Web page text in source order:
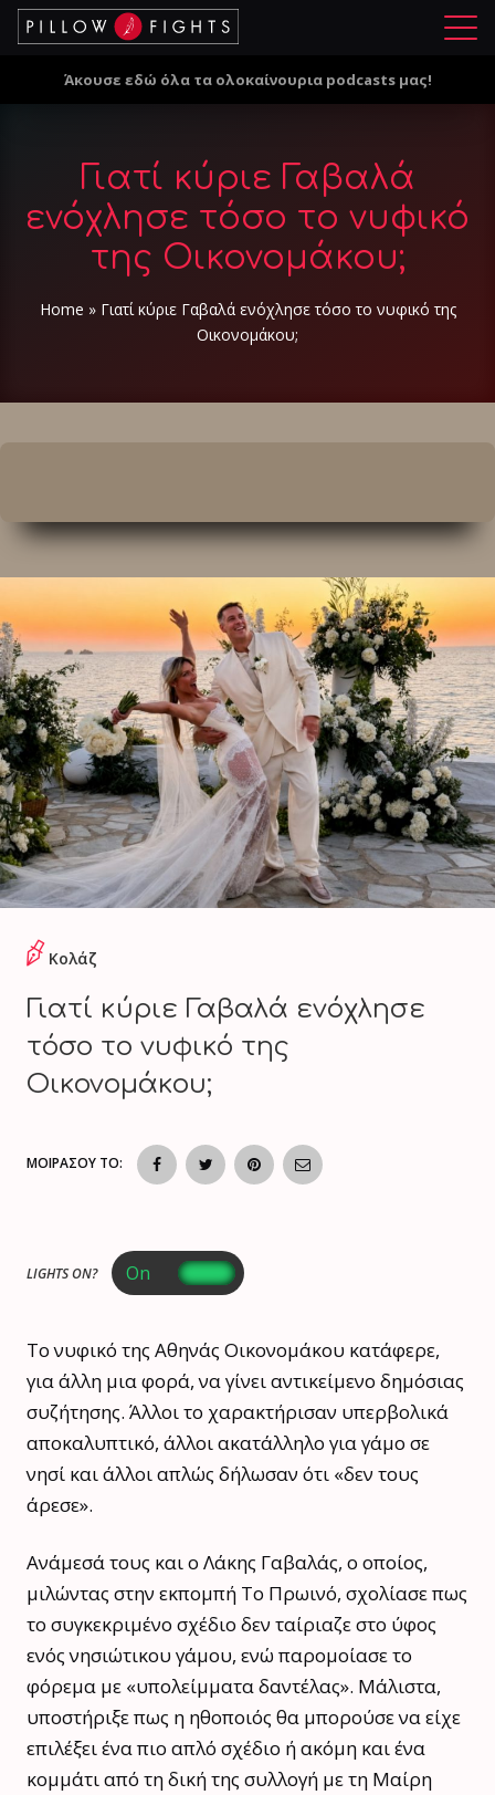
Μ
ο
Άκουσε εδώ όλα τα ολοκαίνουρια podcasts μας!
Γιατί κύριε Γαβαλά
ενόχλησε τόσο το νυφικό
της Οικονομάκου;
Home » Γιατί κύριε Γαβαλά ενόχλησε τόσο το νυφικό της
Οικονομάκου;
Κολάζ
Γιατί κύριε Γαβαλά ενόχλησε
τόσο το νυφικό της
Οικονομάκου;
ΜΟΙΡΑΣΟΥ ΤΟ:
LIGHTS ON?
Το νυφικό της Αθηνάς Οικονομάκου κατάφερε,
για άλλη μια φορά, να γίνει αντικείμενο δημόσιας
συζήτησης. Άλλοι το χαρακτήρισαν υπερβολικά
αποκαλυπτικό, άλλοι ακατάλληλο για γάμο σε
νησί και άλλοι απλώς δήλωσαν ότι «δεν τους
άρεσε».
Ανάμεσά τους και ο Λάκης Γαβαλάς, ο οποίος,
μιλώντας στην εκπομπή Το Πρωινό, σχολίασε πως
το συγκεκριμένο σχέδιο δεν ταίριαζε στο ύφος
ενός νησιώτικου γάμου, ενώ παρομοίασε το
φόρεμα με «υπολείμματα δαντέλας». Μάλιστα,
υποστήριξε πως η ηθοποιός θα μπορούσε να είχε
επιλέξει ένα πιο απλό σχέδιο ή ακόμη και ένα
κομμάτι από τη δική της συλλογή με τη Μαίρη